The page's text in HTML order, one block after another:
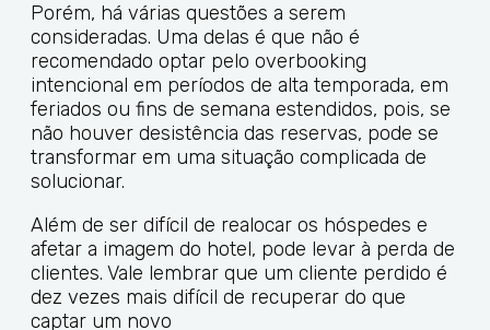
Porém, há várias questões a serem
consideradas. Uma delas é que não é
recomendado optar pelo overbooking
intencional em períodos de alta temporada, em
feriados ou fins de semana estendidos, pois, se
não houver desistência das reservas, pode se
transformar em uma situação complicada de
solucionar.
Além de ser difícil de realocar os hóspedes e
afetar a imagem do hotel, pode levar à perda de
clientes. Vale lembrar que um cliente perdido é
dez vezes mais difícil de recuperar do que
captar um novo